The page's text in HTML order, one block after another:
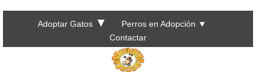
Adoptar Gatos ▼ Perros en Adopción ▼
Contactar